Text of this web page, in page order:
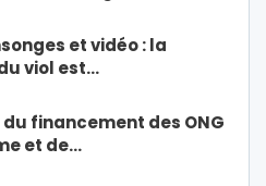
et vidéo : la
viol est…
financement des ONG
et de…